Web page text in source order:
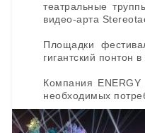
театральные
видео-арта
Площадки
гигантский понтон
Компания
необходимых